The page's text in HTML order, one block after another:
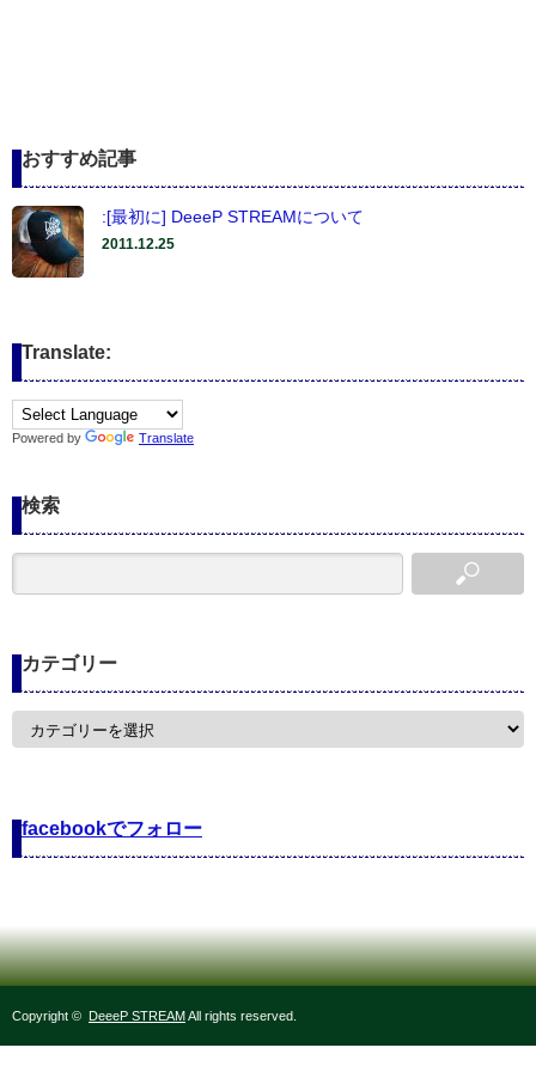
おすすめ記事
:[最初に] DeeeP STREAMについて
2011.12.25
Translate:
Powered by Translate
検索
カテゴリー
カ
facebookでフォロー
Copyright © DeeeP STREAMAll rights reserved.